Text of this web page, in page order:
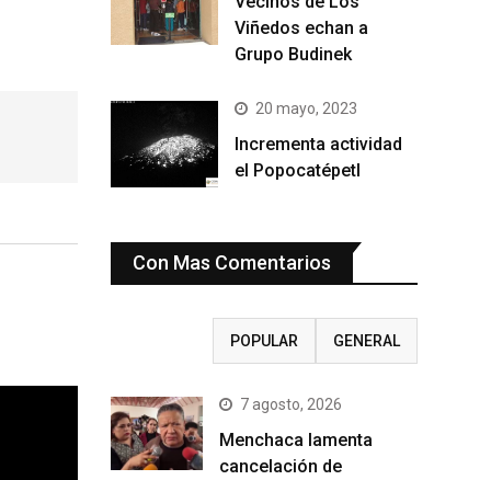
Viñedos echan a
Grupo Budinek
20 mayo, 2023
Incrementa actividad
el Popocatépetl
Con Mas Comentarios
POPULAR GENERAL
7 agosto, 2026
Menchaca lamenta
cancelación de